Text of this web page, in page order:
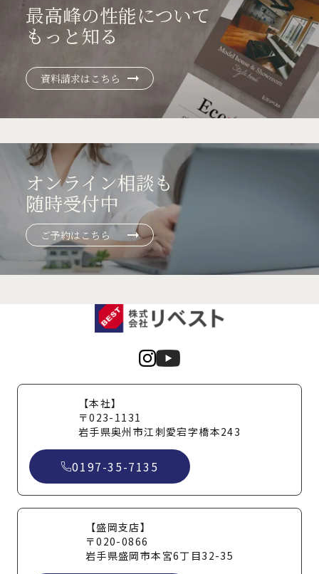
最高峰の性能について
もっと知る
資料請求はこちら
オンライン相談も
随時受付中
ご予約はこちら
【本社】
〒023-1131
岩手県奥州市江刺愛宕字橋本243
0197-35-7135
【盛岡支店】
〒020-0866
岩手県盛岡市本宮6丁目32-35